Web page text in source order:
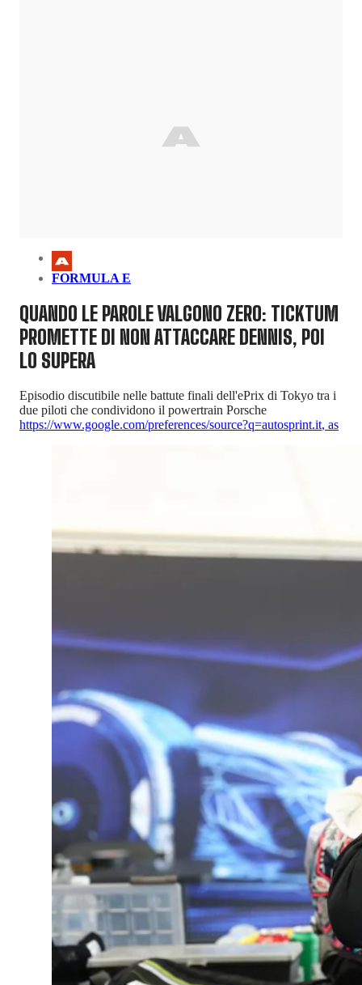
FORMULA E
QUANDO LE PAROLE VALGONO ZERO: TICKTUM
PROMETTE DI NON ATTACCARE DENNIS, POI
LO SUPERA
Episodio discutibile nelle battute finali dell'ePrix di Tokyo tra i
due piloti che condividono il powertrain Porsche
https://www.google.com/preferences/source?q=autosprint.it, as